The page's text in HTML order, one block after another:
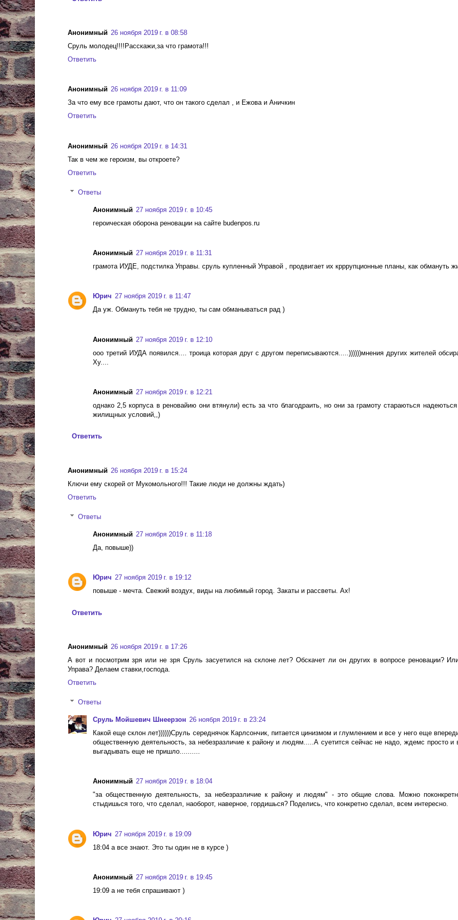
Анонимный 26 ноября 2019 г. в 08:58
Сруль молодец!!!!Расскажи,за что грамота!!!
Ответить
Анонимный 26 ноября 2019 г. в 11:09
За что ему все грамоты дают, что он такого сделал , и Ежова и Аничкин
Ответить
Анонимный 26 ноября 2019 г. в 14:31
Так в чем же героизм, вы откроете?
Ответить
Ответы
Анонимный 27 ноября 2019 г. в 10:45
героическая оборона реновации на сайте budenpos.ru
Анонимный 27 ноября 2019 г. в 11:31
грамота ИУДЕ, подстилка Управы. сруль купленный Управой , продвигает их крррупционные планы, как обмануть
Юрич 27 ноября 2019 г. в 11:47
Да уж. Обмануть тебя не трудно, ты сам обманываться рад )
Анонимный 27 ноября 2019 г. в 12:10
ооо третий ИУДА появился.... троица которая друг с другом переписываются.....))))))мнения других жителей
Ху....
Анонимный 27 ноября 2019 г. в 12:21
однако 2,5 корпуса в реновайию они втянули) есть за что благодраить, но они за грамоту стараються
жилищных условий,,)
Ответить
Анонимный 26 ноября 2019 г. в 15:24
Ключи ему скорей от Мукомольного!!! Такие люди не должны ждать)
Ответить
Ответы
Анонимный 27 ноября 2019 г. в 11:18
Да, повыше))
Юрич 27 ноября 2019 г. в 19:12
повыше - мечта. Свежий воздух, виды на любимый город. Закаты и рассветы. Ах!
Ответить
Анонимный 26 ноября 2019 г. в 17:26
А вот и посмотрим зря или не зря Сруль засуетился на склоне лет? Обскачет ли он других в вопросе реновации?
Управа? Делаем ставки,господа.
Ответить
Ответы
Сруль Мойшевич Шнеерзон 26 ноября 2019 г. в 23:24
Какой еще склон лет))))))Сруль середнячок Карлсончик, питается цинизмом и глумлением и все у него еще
общественную деятельность, за небезразличие к району и людям.....А суетится сейчас не надо, ждемс просто
выгадывать еще не пришло..........
Анонимный 27 ноября 2019 г. в 18:04
"за общественную деятельность, за небезразличие к району и людям" - это общие слова. Можно
стыдишься того, что сделал, наоборот, наверное, гордишься? Поделись, что конкретно сделал, всем интересно.
Юрич 27 ноября 2019 г. в 19:09
18:04 а все знают. Это ты один не в курсе )
Анонимный 27 ноября 2019 г. в 19:45
19:09 а не тебя спрашивают )